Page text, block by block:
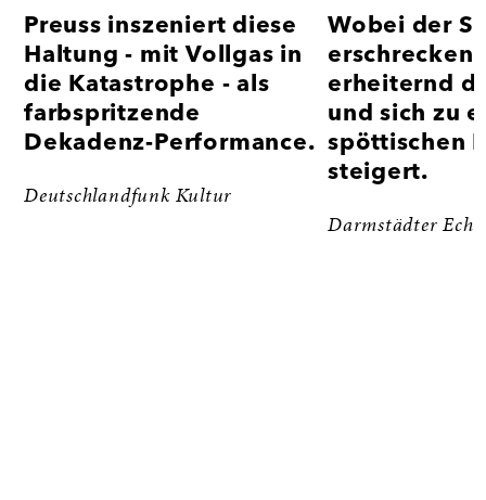
Preuss inszeniert diese
Haltung - mit Vollgas in
die Katastrophe - als
farbspritzende
Dekadenz-Performance.
Deutschlandfunk Kultur
Wobei der
erheiternd
und sich zu
spöttischen
steigert.
Darmstädter Echo